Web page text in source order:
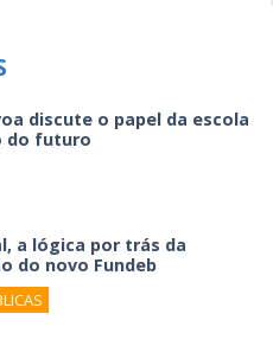
discute o papel da escola
do futuro
a lógica por trás da
do novo Fundeb